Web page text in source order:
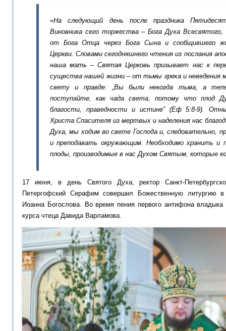
«На следующий день после праздника
Виновника сего торжества – Бога Духа Всесвятого,
от Бога Отца через Бога Сына и сообщившего
Церкви .Словами сегодняшнего чтения из послания
наша мать – СвятаяЦерковь призывает нас к
существа нашей жизни – от тьмы греха и неведения
свету и правде:
Вы были некогда тьма, а
поступайте, как чада света, потому что плод
благости, праведности и истине”
(Еф5:8-9)
Христа Спасителя из мертвых и наделения нас
Духа, мы ходимво свете Господа и, следовательно,
и преподавать окружающим. Необходимо хранить и
плоды, производимые в нас Духом Святым, которые
17 июня, в день Святого Духа, ректор Санкт-
Петергофский Серафим совершил Божественную литургию
Иоанна Богослова. Во время пения первого антифона
курса чтеца Давида Варламова.